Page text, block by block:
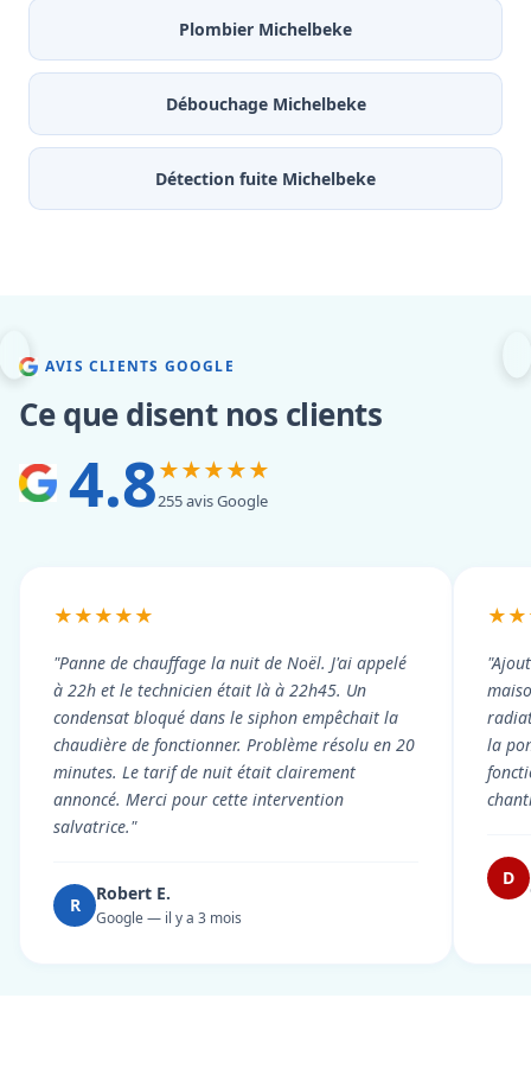
Plombier Michelbeke
Débouchage Michelbeke
Détection fuite Michelbeke
AVIS CLIENTS GOOGLE
Ce que disent nos clients
4.8★★★★★
255 avis Google
★★★★★
"Panne de chauffage la nuit de Noël. J'ai appelé
à 22h et le technicien était là à 22h45. Un
condensat bloqué dans le siphon empêchait la
chaudière de fonctionner. Problème résolu en 20
minutes. Le tarif de nuit était clairement
annoncé. Merci pour cette intervention
salvatrice."
R
Robert E.
Google — il y a 3 mois
la
D